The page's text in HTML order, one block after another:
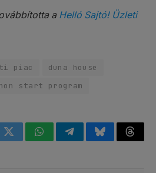
a Helló Sajtó! Üzleti
piac
duna house
start program
TwitterWhatsAppTelegramBluesky